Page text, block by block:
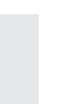
岐阜市
のライブカメラ|広